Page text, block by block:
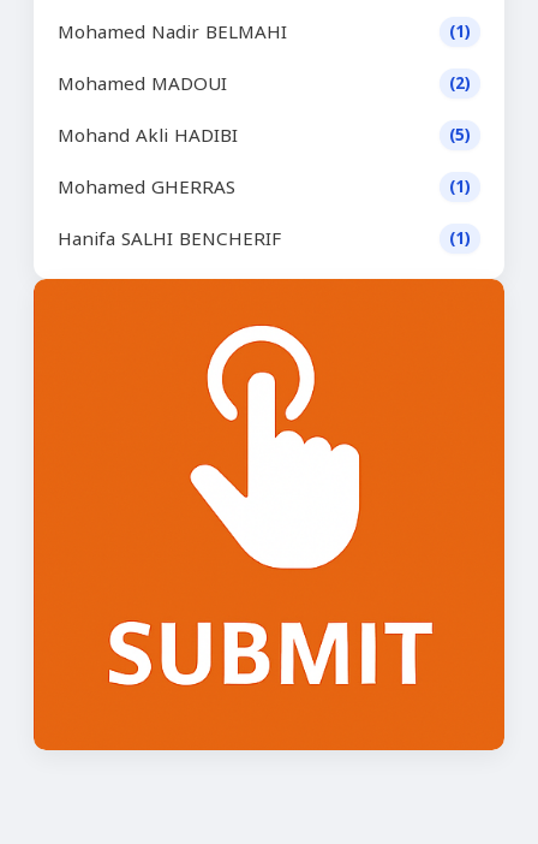
Mohamed Nadir BELMAHI (1)
Mohamed MADOUI (2)
Mohand Akli HADIBI (5)
Mohamed GHERRAS (1)
Hanifa SALHI BENCHERIF (1)